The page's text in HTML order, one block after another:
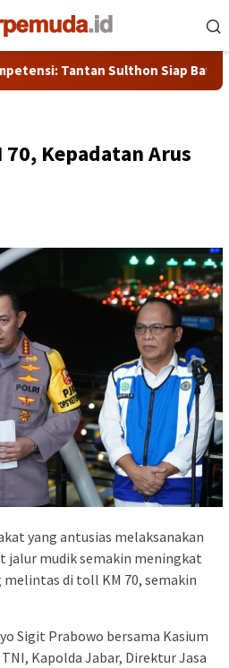
Tantan Sulthon Siap Bawa PWI
Kepadatan Arus
yang antusias melaksanakan
jalur mudik semakin meningkat
melintas di toll KM 70, semakin
Sigit Prabowo bersama Kasium
Kapolda Jabar, Direktur Jasa